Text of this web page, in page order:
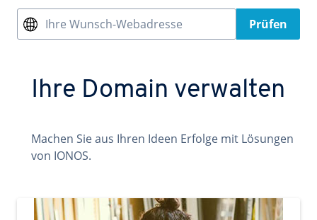
Ihre Wunsch-Webadresse Prüfen
Ihre Domain verwalten
Machen Sie aus Ihren Ideen Erfolge mit Lösungen
von IONOS.